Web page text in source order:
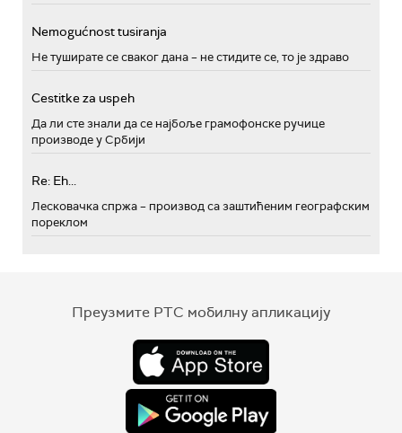
Nemogućnost tusiranja
Не туширате се сваког дана – не стидите се, то је здраво
Cestitke za uspeh
Да ли сте знали да се најбоље грамофонске ручице
производе у Србији
Re: Eh...
Лесковачка спржа – производ са заштићеним географским
пореклом
Преузмите РТС мобилну апликацију